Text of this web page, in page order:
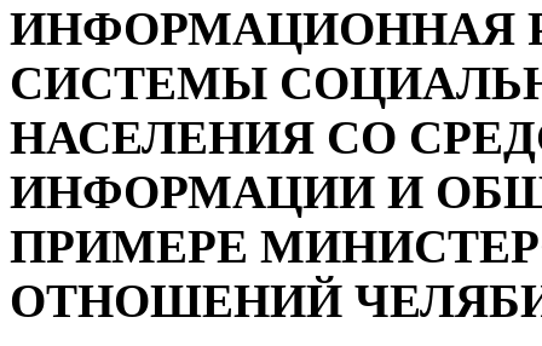
ИНФОРМАЦИОННАЯ
СИСТЕМЫ
НАСЕЛЕНИЯ СО
ИНФОРМАЦИИ И
ПРИМЕРЕ
ОТНОШЕНИЙ